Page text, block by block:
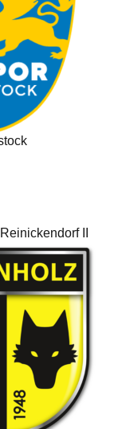
II